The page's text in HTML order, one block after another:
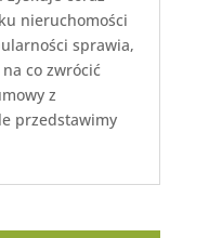
nieruchomości
sprawia,
co zwrócić
z
przedstawimy